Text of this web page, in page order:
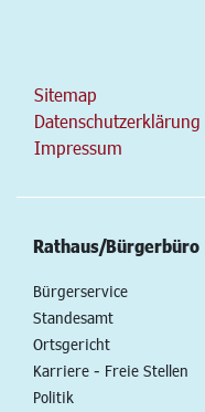
Sitemap
Datenschutzerklärung
Impressum
Rathaus/Bürgerbüro
Bürgerservice
Standesamt
Ortsgericht
Karriere - Freie Stellen
Politik